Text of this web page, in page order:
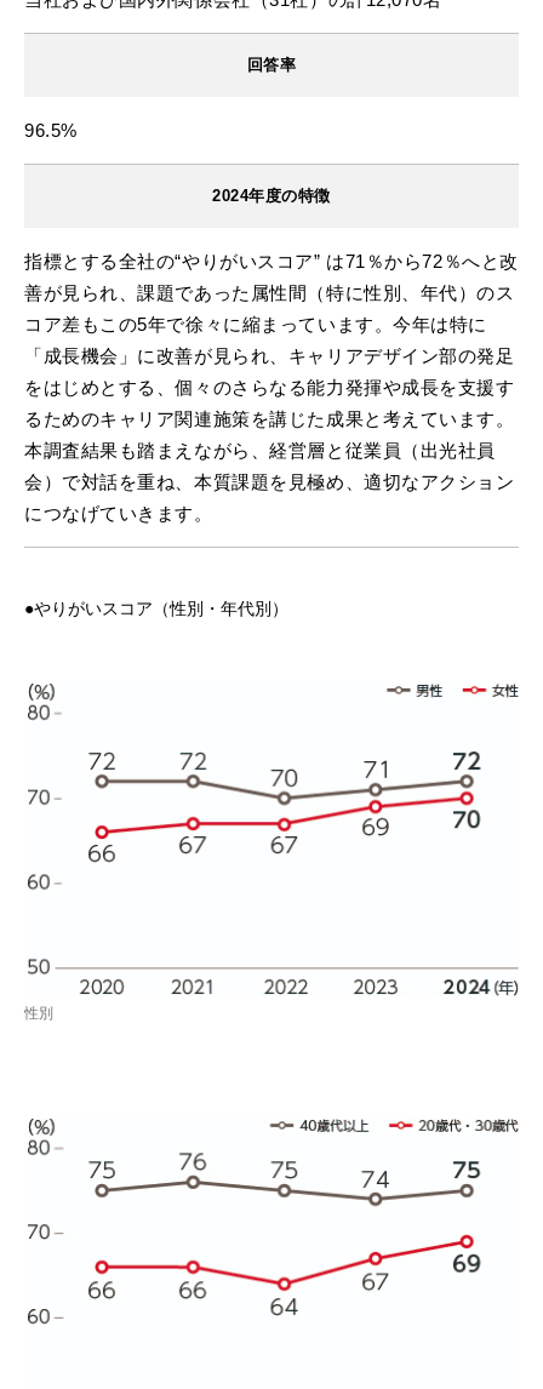
回答率
96.5%
2024年度の特徴
指標とする全社の“やりがいスコア” は71％から72％へと改
善が見られ、課題であった属性間（特に性別、年代）のス
コア差もこの5年で徐々に縮まっています。今年は特に
「成長機会」に改善が見られ、キャリアデザイン部の発足
をはじめとする、個々のさらなる能力発揮や成長を支援す
るためのキャリア関連施策を講じた成果と考えています。
本調査結果も踏まえながら、経営層と従業員（出光社員
会）で対話を重ね、本質課題を見極め、適切なアクション
につなげていきます。
●やりがいスコア（性別・年代別）
性別